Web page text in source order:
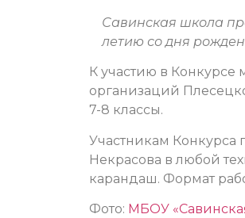
Савинская школа
летию со дня
К участию в Конкурсе
организаций
7-8 классы.
Участникам Конкурса
Некрасова в любой
карандаш. Формат
Фото: МБОУ